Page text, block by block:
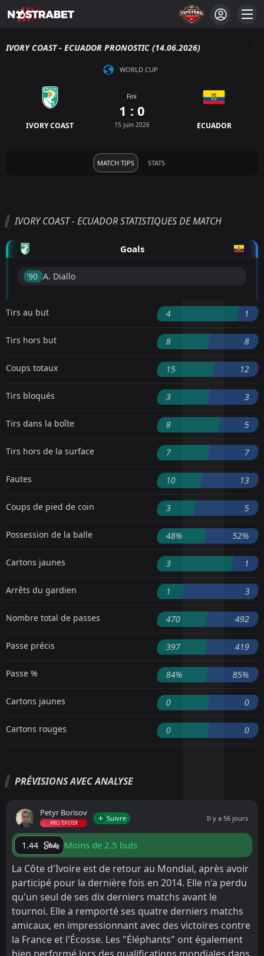
IVORY COAST - ECUADOR PRONOSTIC (14.06.2026)
WORLD CUP
IVORY COAST
Fini
1 : 0
15 juin 2026 ECUADOR
MATCH TIPS STATS
IVORY COAST - ECUADOR STATISTIQUES DE MATCH
Goals
'90 ︎ A. Diallo
Tirs au but 4 1
Tirs hors but 8 8
Coups totaux 15 12
Tirs bloqués 3 3
Tirs dans la boîte 8 5
Tirs hors de la surface 7 7
Fautes 10 13
Coups de pied de coin 3 5
Possession de la balle 48% 52%
Cartons jaunes 3 1
Arrêts du gardien 1 3
Nombre total de passes 470 492
Passe précis 397 419
Passe % 84% 85%
Cartons jaunes 0 0
Cartons rouges 0 0
PRÉVISIONS AVEC ANALYSE
Petyr Borisov
PRO TIPSTER
Suivre Il y a 56 jours
1.44 Moins de 2.5 buts
La Côte d'Ivoire est de retour au Mondial, après avoir
participé pour la dernière fois en 2014. Elle n'a perdu
qu'un seul de ses dix derniers matchs avant le
tournoi. Elle a remporté ses quatre derniers matchs
amicaux, en impressionnant avec des victoires contre
la France et l'Écosse. Les "Éléphants" ont également